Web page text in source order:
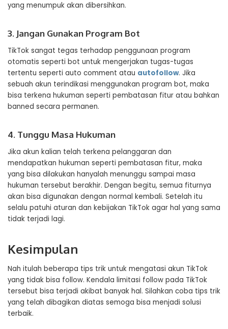
yang menumpuk akan dibersihkan.
3. Jangan Gunakan Program Bot
TikTok sangat tegas terhadap penggunaan program
otomatis seperti bot untuk mengerjakan tugas-tugas
tertentu seperti auto comment atau autofollow. Jika
sebuah akun terindikasi menggunakan program bot, maka
bisa terkena hukuman seperti pembatasan fitur atau bahkan
banned secara permanen.
4. Tunggu Masa Hukuman
Jika akun kalian telah terkena pelanggaran dan
mendapatkan hukuman seperti pembatasan fitur, maka
yang bisa dilakukan hanyalah menunggu sampai masa
hukuman tersebut berakhir. Dengan begitu, semua fiturnya
akan bisa digunakan dengan normal kembali. Setelah itu
selalu patuhi aturan dan kebijakan TikTok agar hal yang sama
tidak terjadi lagi.
Kesimpulan
Nah itulah beberapa tips trik untuk mengatasi akun TikTok
yang tidak bisa follow. Kendala limitasi follow pada TikTok
tersebut bisa terjadi akibat banyak hal. Silahkan coba tips trik
yang telah dibagikan diatas semoga bisa menjadi solusi
terbaik.